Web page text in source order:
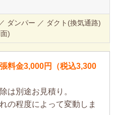
ダンパー ／ ダクト(換気通路)
)
料金3,000円（税込3,300
は別途お見積り。
の程度によって変動しま